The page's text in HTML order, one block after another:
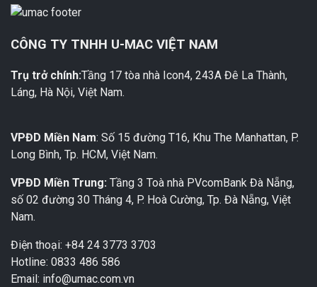
CÔNG TY TNHH U-MAC VIỆT NAM
Trụ trở chính:Tầng 17 tòa nhà Icon4, 243A Đê La Thành,
Láng, Hà Nội, Việt Nam.
VPĐD Miền Nam: Số 15 đường T16, Khu The Manhattan, P.
Long Bình, Tp. HCM, Việt Nam.
VPĐD Miền Trung: Tầng 3 Toà nhà PVcomBank Đà Nẵng,
số 02 đường 30 Tháng 4, P. Hoà Cường, Tp. Đà Nẵng, Việt
Nam.
Điện thoại: +84 24 3773 3703
Hotline: 0833 486 586
Email: info@umac.com.vn